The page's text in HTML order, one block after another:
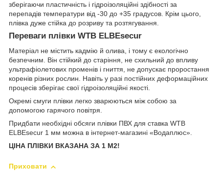
зберігаючи пластичність і гідроізоляційні здібності за
перепадів температури від -30 до +35 градусов. Крім цього,
плівка дуже стійка до розриву та розтягування.
Переваги плівки WTB ELBEsecur
Матеріал не містить кадмію й олива, і тому є екологічно
безпечним. Він стійкий до старіння, не схильний до впливу
ультрафіолетових променів і гниття, не допускає проростання
коренів різних рослин. Навіть у разі постійних деформаційних
процесів зберігає свої гідроізоляційні якості.
Окремі смуги плівки легко зварюються між собою за
допомогою гарячого повітря.
Придбати необхідні обсяги плівки ПВХ для ставка WTB
ELBEsecur 1 мм можна в інтернет-магазині «Водаплюс».
ЦІНА ПЛІВКИ ВКАЗАНА ЗА 1 М2!
Приховати